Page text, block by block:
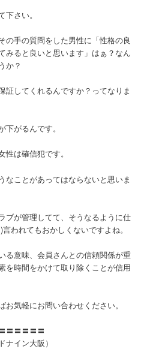
さい。
の手の質問をした男性に「性格の良
みると良いと思います」はぁ？なん
か？
証してくれるんですか？ってなりま
がるんです。
は確信犯です。
なことがあってはならないと思いま
ブが管理してて、そうなるように仕
われてもおかしくないですよね。
る意味、会員さんとの信頼関係が重
を時間をかけて取り除くことが信用
気軽にお問い合わせください。
〓〓〓〓〓
イン大阪）